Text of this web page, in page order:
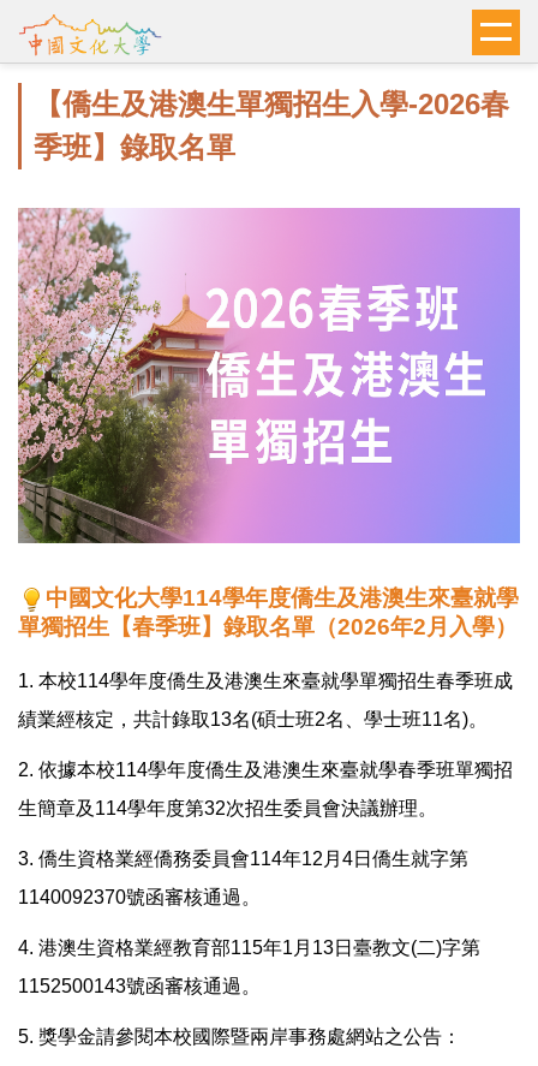
到
【僑生及港澳生單獨招生入學-2026春
季班】錄取名單
中國文化大學114學年度僑生及港澳生來臺就學
單獨招生【春季班】錄取名單（2026年2月入學）
1. 本校114學年度僑生及港澳生來臺就學單獨招生春季班成
績業經核定，共計錄取13名(碩士班2名、學士班11名)。
2. 依據本校114學年度僑生及港澳生來臺就學春季班單獨招
生簡章及114學年度第32次招生委員會決議辦理。
3. 僑生資格業經僑務委員會114年12月4日僑生就字第
1140092370號函審核通過。
4. 港澳生資格業經教育部115年1月13日臺教文(二)字第
1152500143號函審核通過。
5. 獎學金請參閱本校國際暨兩岸事務處網站之公告：